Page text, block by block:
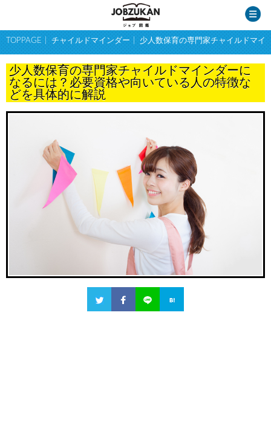
TOPPAGE チャイルドマインダー 少人数保育の専門家チャイルドマイ
少人数保育の専門家チャイルドマインダーに
なるには？必要資格や向いている人の特徴な
どを具体的に解説